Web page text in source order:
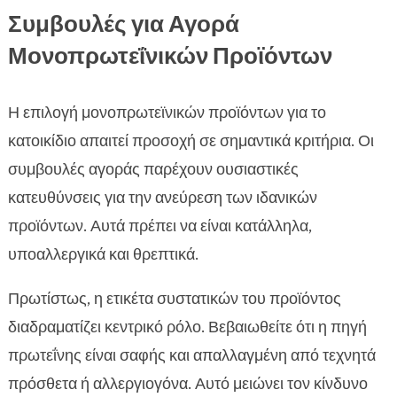
Συμβουλές για Αγορά
Μονοπρωτεΐνικών Προϊόντων
Η επιλογή μονοπρωτεϊνικών προϊόντων για το
κατοικίδιο απαιτεί προσοχή σε σημαντικά κριτήρια. Οι
συμβουλές αγοράς παρέχουν ουσιαστικές
κατευθύνσεις για την ανεύρεση των ιδανικών
προϊόντων. Αυτά πρέπει να είναι κατάλληλα,
υποαλλεργικά και θρεπτικά.
Πρωτίστως, η ετικέτα συστατικών του προϊόντος
διαδραματίζει κεντρικό ρόλο. Βεβαιωθείτε ότι η πηγή
πρωτεΐνης είναι σαφής και απαλλαγμένη από τεχνητά
πρόσθετα ή αλλεργιογόνα. Αυτό μειώνει τον κίνδυνο